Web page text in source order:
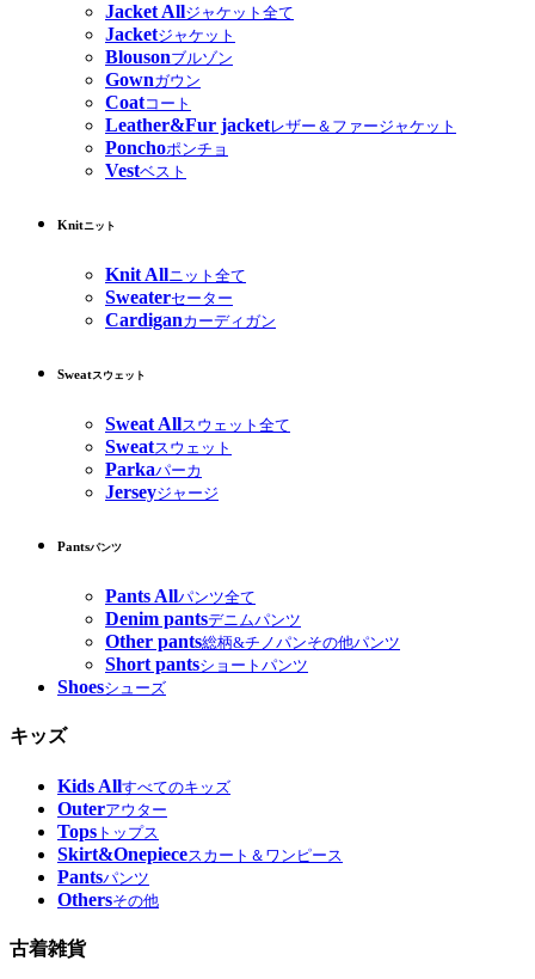
Jacket Allジャケット全て
Jacketジャケット
Blousonブルゾン
Gownガウン
Coatコート
Leather&Fur jacketレザー＆ファージャケット
Ponchoポンチョ
Vestベスト
Knitニット
Knit Allニット全て
Sweaterセーター
Cardiganカーディガン
Sweatスウェット
Sweat Allスウェット全て
Sweatスウェット
Parkaパーカ
Jerseyジャージ
Pantsパンツ
Pants Allパンツ全て
Denim pantsデニムパンツ
Other pants総柄&チノパンその他パンツ
Short pantsショートパンツ
Shoesシューズ
キッズ
Kids Allすべてのキッズ
Outerアウター
Tops トップス
Skirt&Onepieceスカート＆ワンピース
Pantsパンツ
Othersその他
古着雑貨